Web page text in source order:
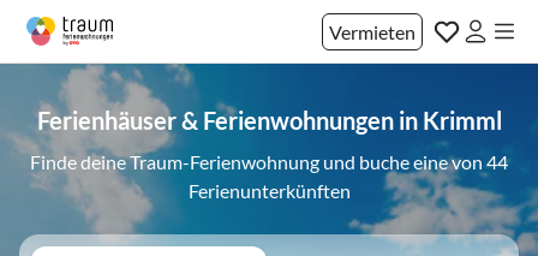
Vermieten
Ferienhäuser & Ferienwohnungen in Krimml
Finde deine Traum-Ferienwohnung und buche eine von 44
Ferienunterkünften